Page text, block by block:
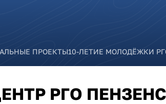
ПРОЕКТЫ10-ЛЕТИЕ МОЛОДЁЖКИ
РГО